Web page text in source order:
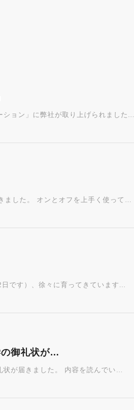
ョン」に弊社が取り上げられました…
ました。 オンとオフを上手く使って…
です）、徐々に育ってきています…
の御礼状が…
状が届きました。 内容を読んでい…